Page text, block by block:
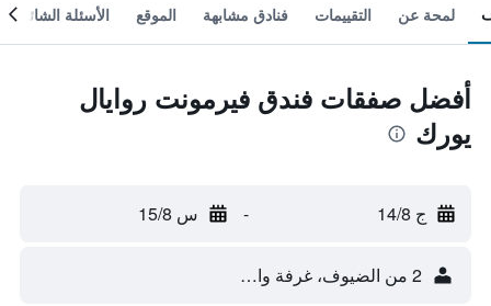
لمحة عن التقييمات فنادق مشابهة الموقع الأسئلة الشائعة
أفضل صفقات فندق فيرمونت روايال
يورك
ج 14/8 - س 15/8
2 من الضيوف، غرفة واحدة